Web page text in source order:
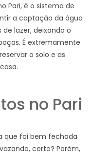
Pari, é o sistema de
a captação da água
lazer, deixando o
É extremamente
o solo e as
no Pari
que foi bem fechada
certo? Porém,